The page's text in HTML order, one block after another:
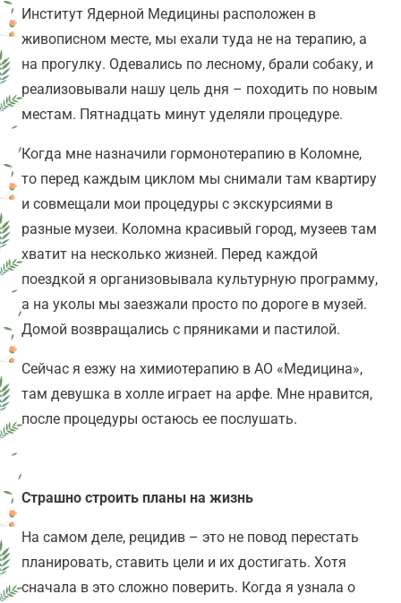
Институт Ядерной Медицины расположен в
живописном месте, мы ехали туда не на терапию, а
на прогулку. Одевались по лесному, брали собаку, и
реализовывали нашу цель дня – походить по новым
местам. Пятнадцать минут уделяли процедуре.
Когда мне назначили гормонотерапию в Коломне,
то перед каждым циклом мы снимали там квартиру
и совмещали мои процедуры с экскурсиями в
разные музеи. Коломна красивый город, музеев там
хватит на несколько жизней. Перед каждой
поездкой я организовывала культурную программу,
а на уколы мы заезжали просто по дороге в музей.
Домой возвращались с пряниками и пастилой.
Сейчас я езжу на химиотерапию в АО «Медицина»,
там девушка в холле играет на арфе. Мне нравится,
после процедуры остаюсь ее послушать.
Страшно строить планы на жизнь
На самом деле, рецидив – это не повод перестать
планировать, ставить цели и их достигать. Хотя
сначала в это сложно поверить. Когда я узнала о